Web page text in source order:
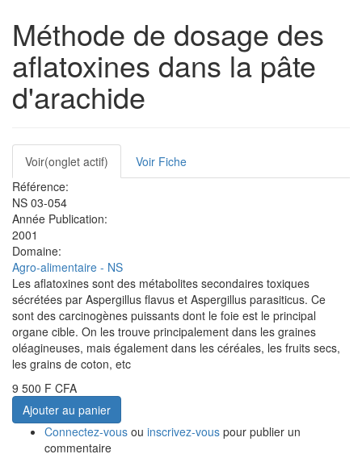
Méthode de dosage des
aflatoxines dans la pâte
d'arachide
Onglets
principaux
Voir(onglet actif)
Voir Fiche
Référence:
NS 03-054
Année Publication:
2001
Domaine:
Agro-alimentaire - NS
Les aflatoxines sont des métabolites secondaires toxiques
sécrétées par Aspergillus flavus et Aspergillus parasiticus. Ce
sont des carcinogènes puissants dont le foie est le principal
organe cible. On les trouve principalement dans les graines
oléagineuses, mais également dans les céréales, les fruits secs,
les grains de coton, etc
9 500 F CFA
Ajouter au panier
Connectez-vous ou inscrivez-vous pour publier un
commentaire